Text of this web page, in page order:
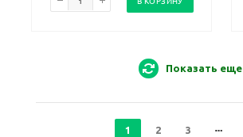
Показать еще
1 2 3